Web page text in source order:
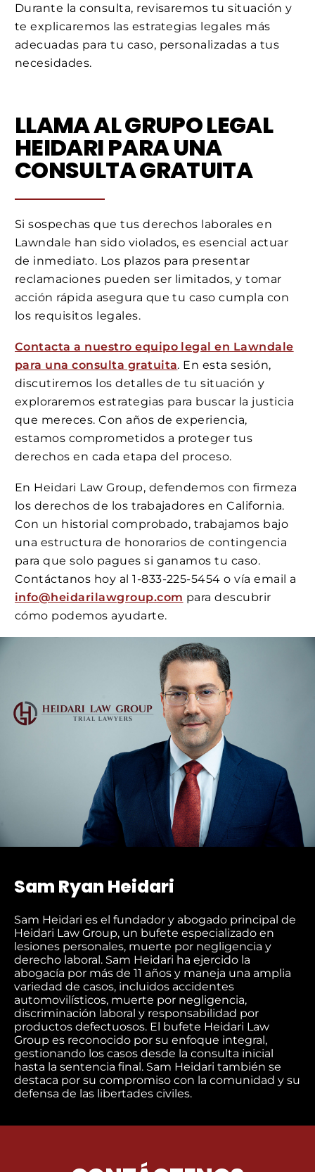
Durante la consulta, revisaremos tu situación y
te explicaremos las estrategias legales más
adecuadas para tu caso, personalizadas a tus
necesidades.
LLAMA AL GRUPO LEGAL
HEIDARI PARA UNA
CONSULTA GRATUITA
Si sospechas que tus derechos laborales en
Lawndale han sido violados, es esencial actuar
de inmediato. Los plazos para presentar
reclamaciones pueden ser limitados, y tomar
acción rápida asegura que tu caso cumpla con
los requisitos legales.
Contacta a nuestro equipo legal en Lawndale
para una consulta gratuita. En esta sesión,
discutiremos los detalles de tu situación y
exploraremos estrategias para buscar la justicia
que mereces. Con años de experiencia,
estamos comprometidos a proteger tus
derechos en cada etapa del proceso.
En Heidari Law Group, defendemos con firmeza
los derechos de los trabajadores en California.
Con un historial comprobado, trabajamos bajo
una estructura de honorarios de contingencia
para que solo pagues si ganamos tu caso.
Contáctanos hoy al 1-833-225-5454 o vía email a
info@heidarilawgroup.com para descubrir
cómo podemos ayudarte.
Sam Ryan Heidari
Sam Heidari es el fundador y abogado principal de
Heidari Law Group, un bufete especializado en
lesiones personales, muerte por negligencia y
derecho laboral. Sam Heidari ha ejercido la
abogacía por más de 11 años y maneja una amplia
variedad de casos, incluidos accidentes
automovilísticos, muerte por negligencia,
discriminación laboral y responsabilidad por
productos defectuosos. El bufete Heidari Law
Group es reconocido por su enfoque integral,
gestionando los casos desde la consulta inicial
hasta la sentencia final. Sam Heidari también se
destaca por su compromiso con la comunidad y su
defensa de las libertades civiles.